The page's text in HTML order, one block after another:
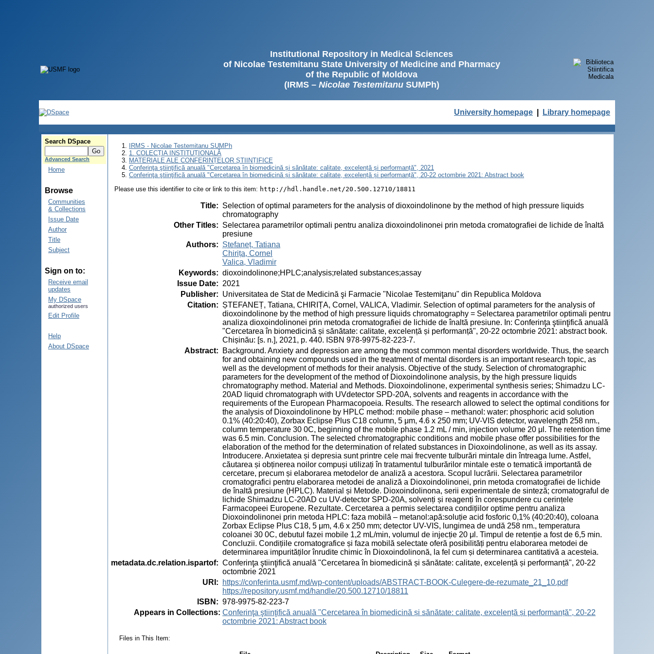
Institutional Repository in Medical Sciences
of Nicolae Testemitanu State University of Medicine and Pharmacy
of the Republic of Moldova
(IRMS – Nicolae TestemitanuSUMPh)
University homepage Library homepage
Search DSpace
Advanced Search
Home
Browse
Communities
& Collections
Issue Date
Author
Title
Subject
Sign on to:
Receive email
updates
My DSpace
authorized users
Edit Profile
Help
About DSpace
IRMS - Nicolae Testemitanu SUMPh
1. COLECȚIA INSTITUȚIONALĂ
MATERIALE ALE CONFERINȚELOR ȘTIINȚIFICE
Conferinţa ştiinţifică anuală "Cercetarea în biomedicină și sănătate: calitate, excelență și performanță", 2021
Conferinţa ştiinţifică anuală "Cercetarea în biomedicină și sănătate: calitate, excelență și performanță", 20-22 octombrie 2021: Abstract book
Please use this identifier to cite or link to this item: http://hdl.handle.net/20.500.12710/18811
Title: Selection of optimal parameters for the analysis of dioxoindolinone by the method of high pressure liquids
chromatography
Other Titles: Selectarea parametrilor optimali pentru analiza dioxoindolinonei prin metoda cromatografiei de lichide de înaltă
presiune
Authors: Ștefaneț, Tatiana
Chirița, Cornel
Valica, Vladimir
Keywords: dioxoindolinone;HPLC;analysis;related substances;assay
Issue Date: 2021
Publisher: Universitatea de Stat de Medicină şi Farmacie "Nicolae Testemiţanu" din Republica Moldova
Citation: ȘTEFANEȚ, Tatiana, CHIRIȚA, Cornel, VALICA, Vladimir. Selection of optimal parameters for the analysis of
dioxoindolinone by the method of high pressure liquids chromatography = Selectarea parametrilor optimali pentru
analiza dioxoindolinonei prin metoda cromatografiei de lichide de înaltă presiune. In: Conferinţa ştiinţifică anuală
"Cercetarea în biomedicină și sănătate: calitate, excelență și performanță", 20-22 octombrie 2021: abstract book.
Chișinău: [s. n.], 2021, p. 440. ISBN 978-9975-82-223-7.
Abstract:
Background. Anxiety and depression are among the most common mental disorders worldwide. Thus, the search
for and obtaining new compounds used in the treatment of mental disorders is an important research topic, as
well as the development of methods for their analysis. Objective of the study. Selection of chromatographic
parameters for the development of the method of Dioxoindolinone analysis, by the high pressure liquids
chromatography method. Material and Methods. Dioxoindolinone, experimental synthesis series; Shimadzu LC-
20AD liquid chromatograph with UVdetector SPD-20A, solvents and reagents in accordance with the
requirements of the European Pharmacopoeia. Results. The research allowed to select the optimal conditions for
the analysis of Dioxoindolinone by HPLC method: mobile phase – methanol: water: phosphoric acid solution
0.1% (40:20:40), Zorbax Eclipse Plus C18 column, 5 μm, 4.6 x 250 mm; UV-VIS detector, wavelength 258 nm.,
column temperature 30 0C, beginning of the mobile phase 1.2 mL / min, injection volume 20 μl. The retention time
was 6.5 min. Conclusion. The selected chromatographic conditions and mobile phase offer possibilities for the
elaboration of the method for the determination of related substances in Dioxoindolinone, as well as its assay.
Introducere. Anxietatea și depresia sunt printre cele mai frecvente tulburări mintale din întreaga lume. Astfel,
căutarea și obținerea noilor compuși utilizați în tratamentul tulburărilor mintale este o tematică importantă de
cercetare, precum și elaborarea metodelor de analiză a acestora. Scopul lucrării. Selectarea parametrilor
cromatografici pentru elaborarea metodei de analiză a Dioxoindolinonei, prin metoda cromatografiei de lichide
de înaltă presiune (HPLC). Material și Metode. Dioxoindolinona, serii experimentale de sinteză; cromatograful de
lichide Shimadzu LC-20AD cu UV-detector SPD-20A, solvenți și reagenți în corespundere cu cerințele
Farmacopeei Europene. Rezultate. Cercetarea a permis selectarea condițiilor optime pentru analiza
Dioxoindolinonei prin metoda HPLC: faza mobilă – metanol:apă:soluție acid fosforic 0,1% (40:20:40), coloana
Zorbax Eclipse Plus C18, 5 μm, 4.6 x 250 mm; detector UV-VIS, lungimea de undă 258 nm., temperatura
coloanei 30 0C, debutul fazei mobile 1,2 mL/min, volumul de injecție 20 μl. Timpul de retenție a fost de 6,5 min.
Concluzii. Condițiile cromatografice și faza mobilă selectate oferă posibilități pentru elaborarea metodei de
determinarea impurităților înrudite chimic în Dioxoindolinonă, la fel cum și determinarea cantitativă a acesteia.
metadata.dc.relation.ispartof: Conferinţa ştiinţifică anuală "Cercetarea în biomedicină și sănătate: calitate, excelență și performanță", 20-22
octombrie 2021
URI :
https://conferinta.usmf.md/wp-content/uploads/ABSTRACT-BOOK-Culegere-de-rezumate_21_10.pdf
https://repository.usmf.md/handle/20.500.12710/18811
ISBN : 978-9975-82-223-7
Appears in Collections: Conferinţa ştiinţifică anuală "Cercetarea în biomedicină și sănătate: calitate, excelență și performanță", 20-22
octombrie 2021: Abstract book
Files in This Item: